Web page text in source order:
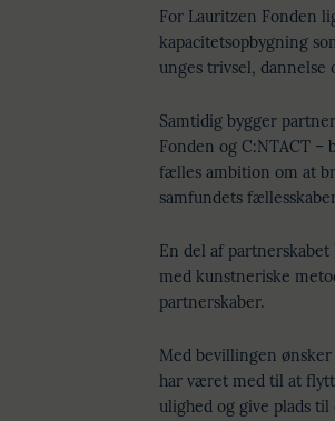
For Lauritzen Fonden
kapacitetsopbygning
unges trivsel, dannelse
Samtidig bygger
Fonden og C:NTACT –
fælles ambition om at
samfundets
En del af
med kunstneriske
partnerskaber.
Med bevillingen
har været med til at
ulighed og give plads